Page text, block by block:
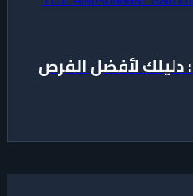
استثمار عقارات الدلتا 2026: دليلك لأفضل الفرص